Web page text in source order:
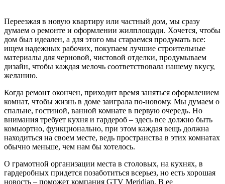
Переезжая в новую квартиру или частный дом, мы сразу
думаем о ремонте и оформлении жилплощади. Хочется, чтобы
дом был идеален, а для этого мы стараемся продумать все:
ищем надежных рабочих, покупаем лучшие строительные
материалы для черновой, чистовой отделки, продумываем
дизайн, чтобы каждая мелочь соответствовала нашему вкусу,
желанию.
Когда ремонт окончен, приходит время заняться оформлением
комнат, чтобы жизнь в доме заиграла по-новому. Мы думаем о
спальне, гостиной, ванной комнате в первую очередь. Но
внимания требует кухня и гардероб – здесь все должно быть
комыортно, функционально, при этом каждая вещь должна
находиться на своем месте, ведь пространства в этих комнатах
обычно меньше, чем нам бы хотелось.
О грамотной организации места в столовых, на кухнях, в
гардеробных придется позаботиться всерьез, но есть хорошая
новость – поможет компания GTV Meridian. В ее